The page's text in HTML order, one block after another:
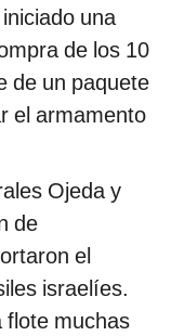
una
de los 10
de un paquete
el armamento
Ojeda y
de
el
israelíes.
flote muchas